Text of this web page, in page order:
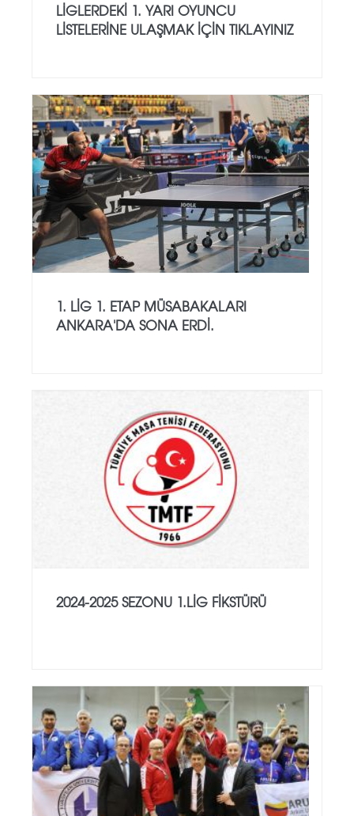
LİGLERDEKİ 1. YARI OYUNCU
LİSTELERİNE ULAŞMAK İÇİN TIKLAYINIZ
1. LİG 1. ETAP MÜSABAKALARI
ANKARA'DA SONA ERDİ.
2024-2025 SEZONU 1.LİG FİKSTÜRÜ